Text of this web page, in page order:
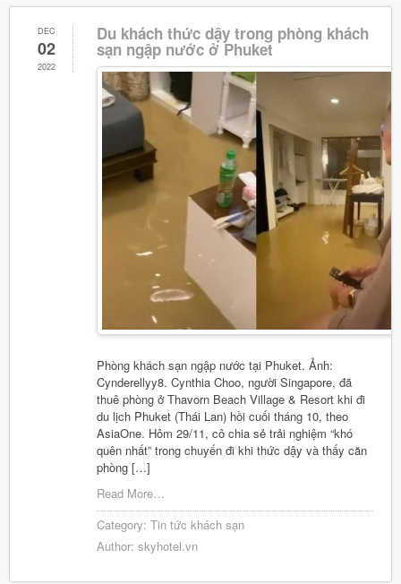
DEC
02
2022
Du khách thức dậy trong phòng khách
sạn ngập nước ở Phuket
Phòng khách sạn ngập nước tại Phuket. Ảnh:
Cynderellyy8. Cynthia Choo, người Singapore, đã
thuê phòng ở Thavorn Beach Village & Resort khi đi
du lịch Phuket (Thái Lan) hồi cuối tháng 10, theo
AsiaOne. Hôm 29/11, cô chia sẻ trải nghiệm “khó
quên nhất” trong chuyến đi khi thức dậy và thấy căn
phòng […]
Read More…
Category:Tin tức khách sạn
Author:skyhotel.vn